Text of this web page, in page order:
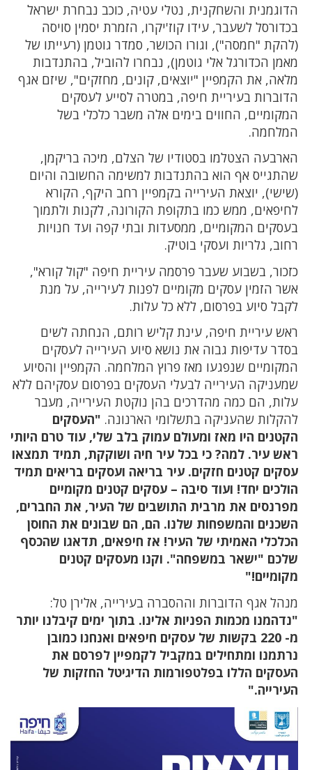
הדוגמנית והשחקנית, נטלי עטיה, כוכב נבחרת ישראל
בכדורסל לשעבר, עידו קוז'יקרו, הזמרת יסמין סויסה
(להקת "חמסה"), וגורו הכושר, סמדר גוטמן (רעייתו של
מאמן הכדורגל אלי גוטמן), נבחרו להוביל, בהתנדבות
מלאה, את הקמפיין "יוצאים, קונים, מחזקים", שיזם אגף
הדוברות בעיריית חיפה, במטרה לסייע לעסקים
המקומיים, החווים בימים אלה משבר כלכלי בשל
המלחמה.
הארבעה הצטלמו בסטודיו של הצלם, מיכה בריקמן,
שהתגייס אף הוא בהתנדבות למשימה החשובה והיום
(שישי), יוצאת העירייה בקמפיין רחב היקף, הקורא
לחיפאים, ממש כמו בתקופת הקורונה, לקנות ולתמוך
בעסקים המקומיים, ממסעדות ובתי קפה ועד חנויות
רחוב, גלריות ועסקי בוטיק.
כזכור, בשבוע שעבר פרסמה עיריית חיפה "קול קורא",
אשר הזמין עסקים מקומיים לפנות לעירייה, על מנת
לקבל סיוע בפרסום, ללא כל עלות.
ראש עיריית חיפה, עינת קליש רותם, הנחתה לשים
בסדר עדיפות גבוה את נושא סיוע העירייה לעסקים
המקומיים שנפגעו מאז פרוץ המלחמה. הקמפיין והסיוע
שמעניקה העירייה לבעלי העסקים בפרסום עסקיהם ללא
עלות, הם כמה מהדרכים בהן נוקטת העירייה, מעבר
להקלות שהעניקה בתשלומי הארנונה. "העסקים
הקטנים היו מאז ומעולם עמוק בלב שלי, עוד טרם היותי
ראש עיר. למה? כי בכל עיר חיה ושוקקת, תמיד תמצאו
עסקים קטנים חזקים. עיר בריאה ועסקים בריאים תמיד
הולכים יחד! ועוד סיבה – עסקים קטנים מקומיים
מפרנסים את מרבית התושבים של העיר, את החברים,
השכנים והמשפחות שלנו. הם, הם שבונים את החוסן
הכלכלי האמיתי של העיר! אז חיפאים, תדאגו שהכסף
שלכם "ישאר במשפחה". וקנו מעסקים קטנים
מקומיים!"
מנהל אגף הדוברות וההסברה בעירייה, אלירן טל:
"נדהמנו מכמות הפניות אלינו. בתוך ימים קיבלנו יותר
מ- 220 בקשות של עסקים חיפאים ואנחנו כמובן
נרתמנו ומתחילים במקביל לקמפיין לפרסם את
העסקים הללו בפלטפורמות הדיגיטל החזקות של
העירייה."